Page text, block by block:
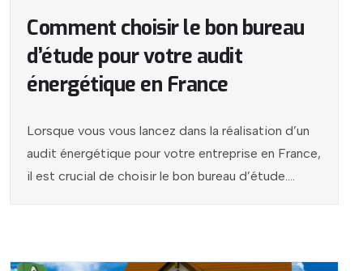
Comment choisir le bon bureau
d’étude pour votre audit
énergétique en France
Lorsque vous vous lancez dans la réalisation d’un
audit énergétique pour votre entreprise en France,
il est crucial de choisir le bon bureau d’étude....